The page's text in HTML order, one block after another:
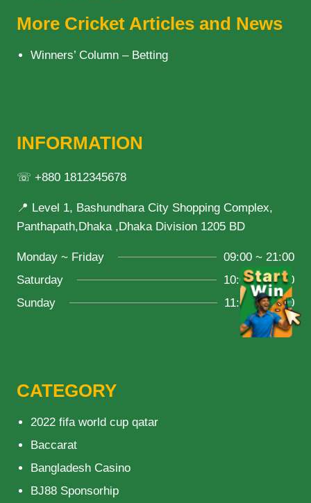
More Cricket Articles and News
Winners’ Column – Betting
INFORMATION
☏ +880 1812345678
📍 Level 1, Bashundhara City Shopping Complex,
Panthapath,Dhaka ,Dhaka Division 1205 BD
Monday ~ Friday
09:00 ~ 21:00
Saturday
10:00 ~ 18:00
Sunday
11:00 ~ 20:00
CATEGORY
2022 fifa world cup qatar
Baccarat
Bangladesh Casino
BJ88 Sponsorhip